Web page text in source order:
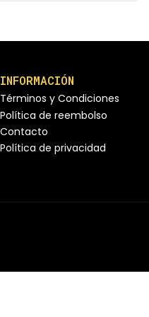
INFORMACIÓN
Términos y Condiciones
Política de reembolso
Contacto
Política de privacidad